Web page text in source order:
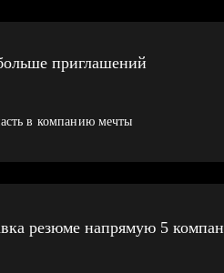
приглашений
в компанию мечты
резюме напрямую 5